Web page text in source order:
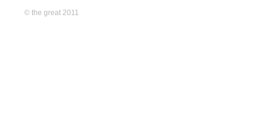
© the great 2011